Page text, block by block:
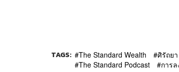
TAGS: The Standard Wealth ศิรัถย
The Standard Podcast
การ